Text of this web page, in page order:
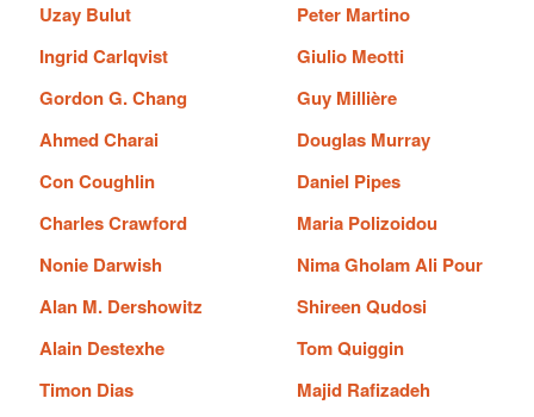
Uzay Bulut
Ingrid Carlqvist
Gordon G. Chang
Ahmed Charai
Con Coughlin
Charles Crawford
Nonie Darwish
Alan M. Dershowitz
Alain Destexhe
Timon Dias
Peter Martino
Giulio Meotti
Guy Millière
Douglas Murray
Daniel Pipes
Maria Polizoidou
Nima Gholam Ali Pour
Shireen Qudosi
Tom Quiggin
Majid Rafizadeh